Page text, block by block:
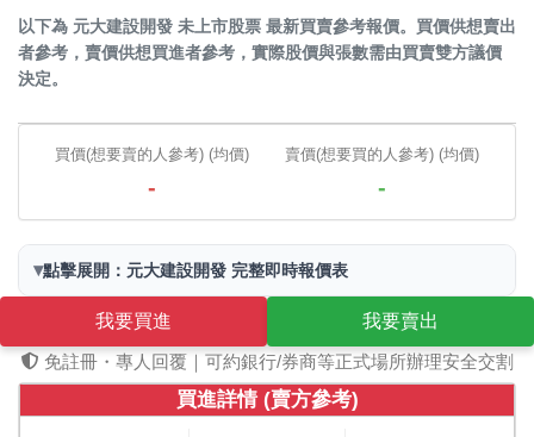
以下為 元大建設開發 未上市股票 最新買賣參考報價。買價供想賣出
者參考，賣價供想買進者參考，實際股價與張數需由買賣雙方議價
決定。
買價(想要賣的人參考) (均價)
-
賣價(想要買的人參考) (均價)
-
▾點擊展開：元大建設開發 完整即時報價表
我要買進
我要賣出
免註冊・專人回覆｜可約銀行/券商等正式場所辦理安全交割
買進詳情 (賣方參考)